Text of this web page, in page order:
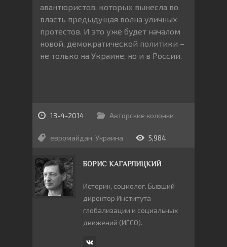
авантюристов, которых вынесла во
власть предыдущая волна уличных
протестов. И это уже будет началом
новой, демократической политики –
не только на Украине, но и в России.
13-4-2014 Авторские колонки
евромайдан, Украина 5,984
БОРИС КАГАРЛИЦКИЙ
Историк, социолог. Бывший
директор Института
глобализации и социальных
движений (ИГСО).